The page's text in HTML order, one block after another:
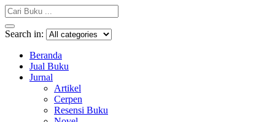
Search in:
Beranda
Jual Buku
Jurnal
Artikel
Cerpen
Resensi Buku